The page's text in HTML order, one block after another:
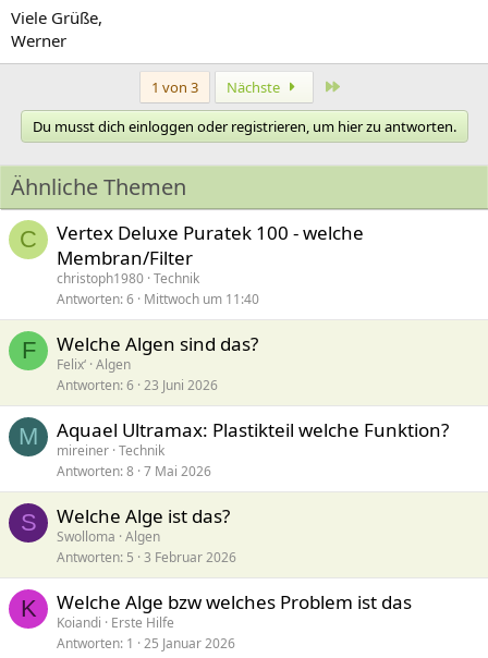
Viele Grüße,
Werner
1 von 3 Nächste
Du musst dich einloggen oder registrieren, um hier zu antworten.
Ähnliche Themen
C
Vertex Deluxe Puratek 100 - welche
Membran/Filter
christoph1980 Technik
Antworten 6 Mittwoch um 11:40
F Welche Algen sind das?
Felix‘ Algen
Antworten 6 23 Juni 2026
M Aquael Ultramax: Plastikteil welche Funktion?
mireiner Technik
Antworten 8 7 Mai 2026
S Welche Alge ist das?
Swolloma Algen
Antworten 5 3 Februar 2026
K Welche Alge bzw welches Problem ist das
Koiandi
Erste Hilfe
Antworten 1 25 Januar 2026